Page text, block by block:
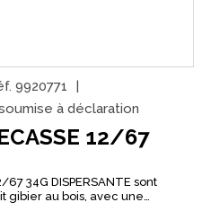
9920771
à déclaration
12/67
67 34G DISPERSANTE sont
gibier au bois, avec une
en sous-bois pour les tirs à